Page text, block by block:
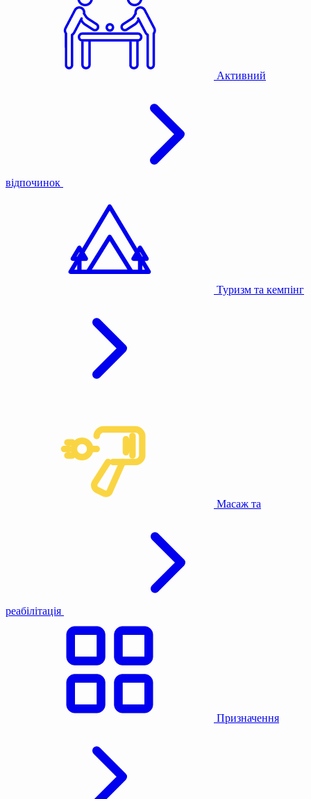
Активний
відпочинок
Туризм та кемпінг
Масаж та
реабілітація
Призначення